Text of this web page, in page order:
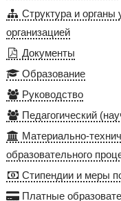
Структура и органы
организацией
Документы
Образование
Руководство
Педагогический
Материально-
образовательного
Стипендии и меры
Платные